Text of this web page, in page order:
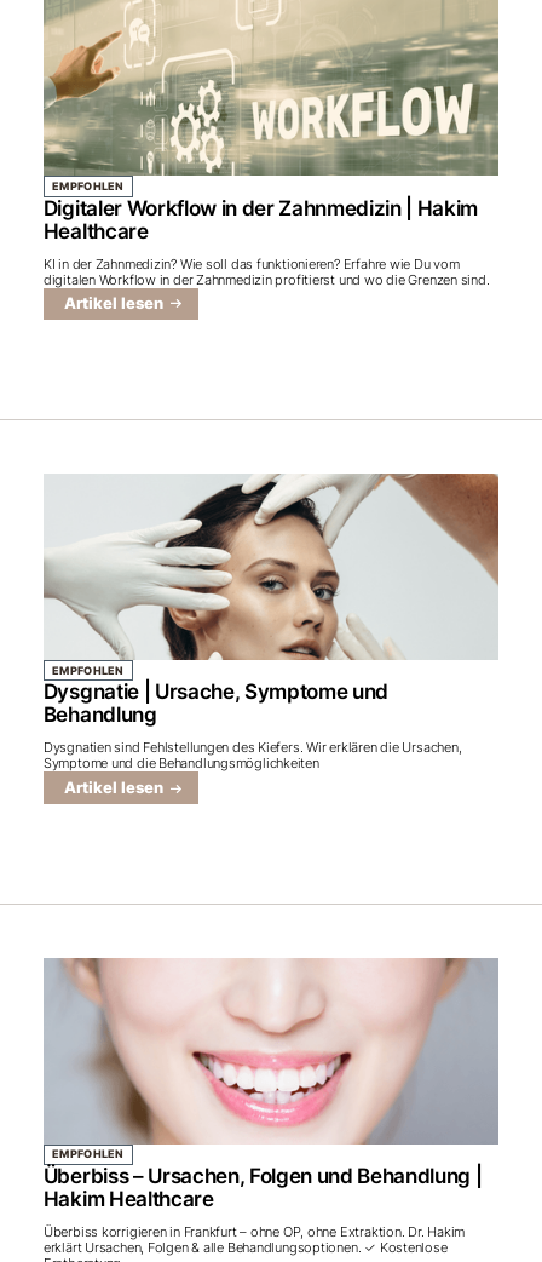
EMPFOHLEN
Digitaler Workflow in der Zahnmedizin | Hakim
Healthcare
KI in der Zahnmedizin? Wie soll das funktionieren? Erfahre wie Du vom
digitalen Workflow in der Zahnmedizin profitierst und wo die Grenzen sind.
Artikel lesen
EMPFOHLEN
Dysgnatie | Ursache, Symptome und
Behandlung
Dysgnatien sind Fehlstellungen des Kiefers. Wir erklären die Ursachen,
Symptome und die Behandlungsmöglichkeiten
Artikel lesen
EMPFOHLEN
Überbiss – Ursachen, Folgen und Behandlung |
Hakim Healthcare
Überbiss korrigieren in Frankfurt – ohne OP, ohne Extraktion. Dr. Hakim
erklärt Ursachen, Folgen & alle Behandlungsoptionen. ✓ Kostenlose